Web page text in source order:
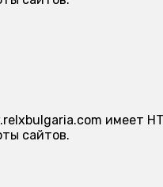
имеет
сайтов.